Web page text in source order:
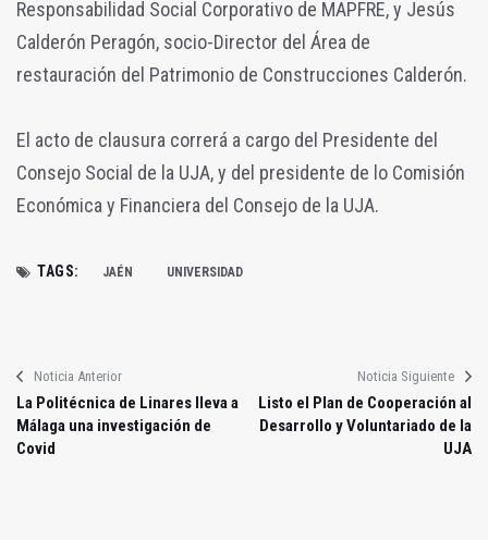
Responsabilidad Social Corporativo de MAPFRE, y Jesús
Calderón Peragón, socio-Director del Área de
restauración del Patrimonio de Construcciones Calderón.
El acto de clausura correrá a cargo del Presidente del
Consejo Social de la UJA, y del presidente de lo Comisión
Económica y Financiera del Consejo de la UJA.
TAGS: JAÉN UNIVERSIDAD
Noticia Anterior
La Politécnica de Linares lleva a
Málaga una investigación de
Covid
Noticia Siguiente
Listo el Plan de Cooperación al
Desarrollo y Voluntariado de la
UJA